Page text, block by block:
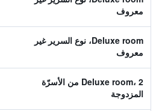
معروف
Deluxe room، نوع السرير غير
معروف
Deluxe room، 2 من الأسرّة
المزدوجة